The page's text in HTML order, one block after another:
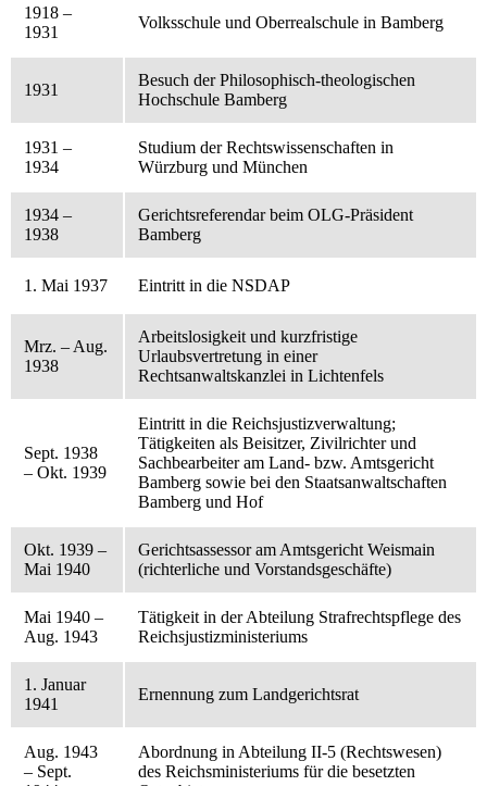
1918 –
1931
Volksschule und Oberrealschule in Bamberg
1931
Besuch der Philosophisch-theologischen
Hochschule Bamberg
1931 –
1934
Studium der Rechtswissenschaften in
Würzburg und München
1934 –
1938
Gerichtsreferendar beim OLG-Präsident
Bamberg
1. Mai 1937 Eintritt in die NSDAP
Mrz. – Aug.
1938
Arbeitslosigkeit und kurzfristige
Urlaubsvertretung in einer
Rechtsanwaltskanzlei in Lichtenfels
Sept. 1938
– Okt. 1939
Eintritt in die Reichsjustizverwaltung;
Tätigkeiten als Beisitzer, Zivilrichter und
Sachbearbeiter am Land- bzw. Amtsgericht
Bamberg sowie bei den Staatsanwaltschaften
Bamberg und Hof
Okt. 1939 –
Mai 1940
Gerichtsassessor am Amtsgericht Weismain
(richterliche und Vorstandsgeschäfte)
Mai 1940 –
Aug. 1943
Tätigkeit in der Abteilung Strafrechtspflege des
Reichsjustizministeriums
1. Januar
1941
Ernennung zum Landgerichtsrat
Aug. 1943
– Sept.
Abordnung in Abteilung II-5 (Rechtswesen)
des Reichsministeriums für die besetzten